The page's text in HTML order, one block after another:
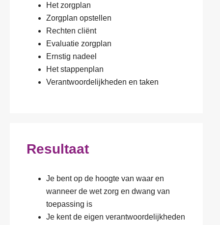
Het zorgplan
Zorgplan opstellen
Rechten cliënt
Evaluatie zorgplan
Ernstig nadeel
Het stappenplan
Verantwoordelijkheden en taken
Resultaat
Je bent op de hoogte van waar en
wanneer de wet zorg en dwang van
toepassing is
Je kent de eigen verantwoordelijkheden